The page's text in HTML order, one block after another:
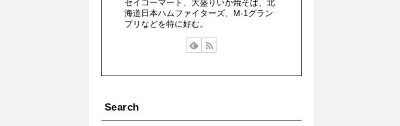
セイコーマート、大盛りいか焼そば、北
海道日本ハムファイターズ、M-1グラン
プリなどを特に好む。
Search